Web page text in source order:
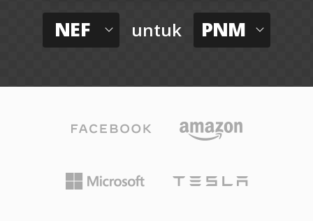
NEF untuk PNM